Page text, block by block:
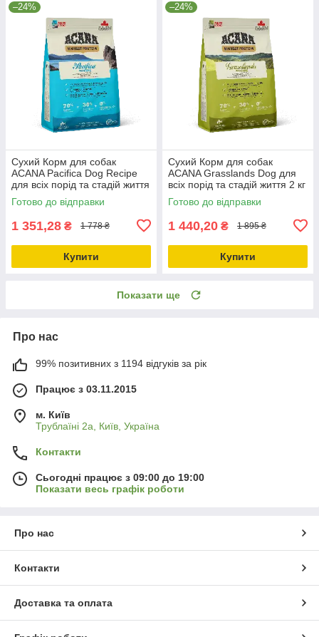
–24%
Сухий Корм для собак
ACANA Pacifica Dog Recipe
для всіх порід та стадій життя
2 кг (a54120)
Готово до відправки
1 351,28 ₴ 1 778 ₴
Купити
–24%
Сухий Корм для собак
ACANA Grasslands Dog для
всіх порід та стадій життя 2 кг
(a54220)
Готово до відправки
1 440,20 ₴ 1 895 ₴
Купити
Показати ще
Про нас
99% позитивних з 1194 відгуків за рік
Працює з 03.11.2015
м. Київ
Трублаїні 2а, Київ, Україна
Контакти
Сьогодні працює з 09:00 до 19:00
Показати весь графік роботи
Про нас
Контакти
Доставка та оплата